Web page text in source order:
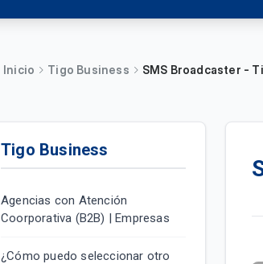
Inicio Tigo Business SMS Broadcaster -
Tigo Business
Agencias con Atención
Coorporativa (B2B) | Empresas
¿Cómo puedo seleccionar otro